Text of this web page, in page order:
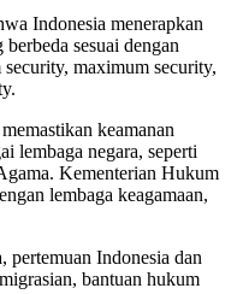
Indonesia menerapkan
sesuai dengan
maximum security,
keamanan
lembaga negara, seperti
Kementerian Hukum
lembaga keagamaan,
pertemuan Indonesia dan
bantuan hukum